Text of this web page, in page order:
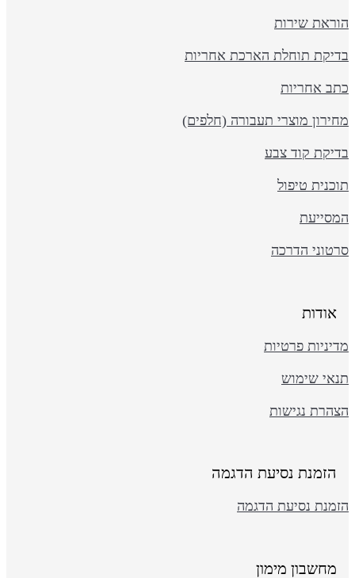
שירות
תוחלת הארכת אחריות
אחריות
מוצרי תעבורה (חלפים)
קוד צבע
טיפול
הדרכה
אודות
פרטיות
שימוש
נגישות
הזמנת נסיעת הדגמה
נסיעת הדגמה
מחשבון מימון